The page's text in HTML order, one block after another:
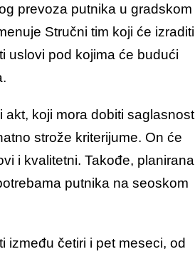
prevoza putnika u gradskom
Stručni tim koji će izraditi
uslovi pod kojima će budući
koji mora dobiti saglasnost
strože kriterijume. On će
i kvalitetni. Takođe, planirana
putnika na seoskom
između četiri i pet meseci, od